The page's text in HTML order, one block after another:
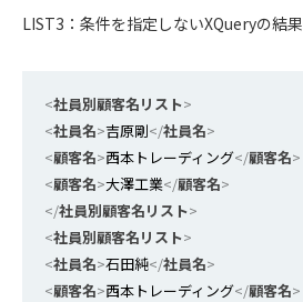
LIST3：条件を指定しないXQueryの結果
<社員別顧客名リスト>
<社員名>吉原剛</社員名>
<顧客名>西本トレーディング</顧客名>
<顧客名>大澤工業</顧客名>
</社員別顧客名リスト>
<社員別顧客名リスト>
<社員名>石田純</社員名>
<顧客名>西本トレーディング</顧客名>